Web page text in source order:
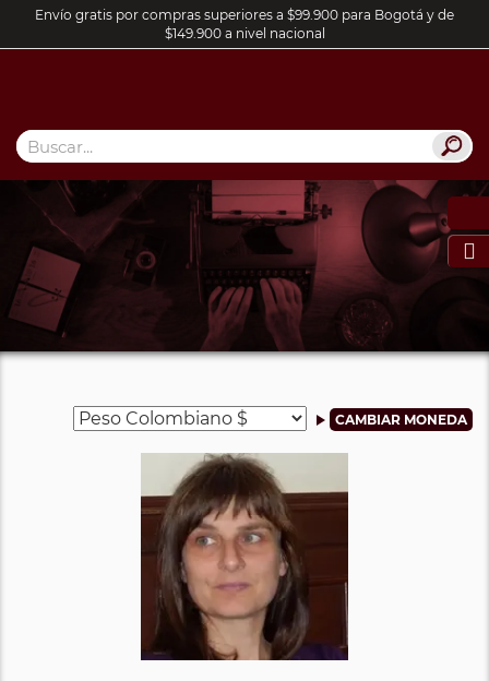
Envío gratis por compras superiores a $99.900 para Bogotá y de
$149.900 a nivel nacional
